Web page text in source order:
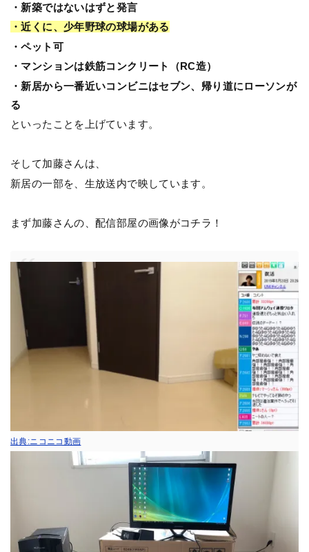
・新築ではないはずと発言
・近くに、少年野球の球場がある
・ペット可
・マンションは鉄筋コンクリート（RC造）
・新居から一番近いコンビニはセブン、帰り道にローソンが
る
といったことを上げています。
そして加藤さんは、
新居の一部を、生放送内で映しています。
まず加藤さんの、配信部屋の画像がコチラ！
出典:ニコニコ動画